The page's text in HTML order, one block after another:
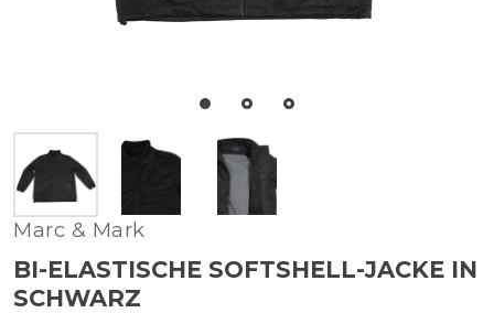
Marc & Mark
BI-ELASTISCHE SOFTSHELL-JACKE IN
SCHWARZ